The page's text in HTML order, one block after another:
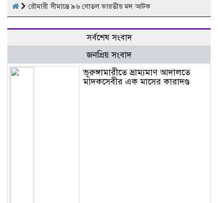
রৌমারী সীমান্তে ৯৬ বোতল ভারতীয় মদ আটক
সর্বশেষ সংবাদ
জনপ্রিয় সংবাদ
ভূরুঙ্গামারীতে ভ্রাম্যমাণ আদালতে
মাদকসেবীর এক মাসের কারাদণ্ড